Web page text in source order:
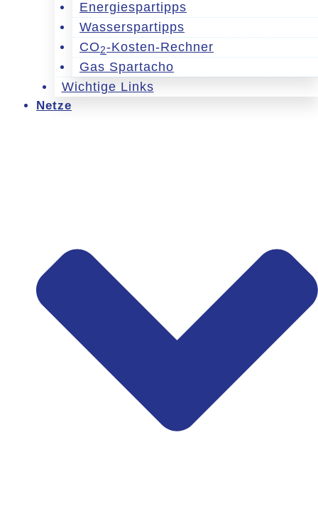
Energiespartipps
Wasserspartipps
CO2-Kosten-Rechner
Gas Spartacho
Wichtige Links
Netze